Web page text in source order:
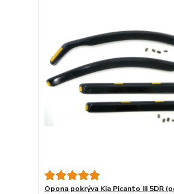
Opona pokrýva Kia Picanto III 5DR